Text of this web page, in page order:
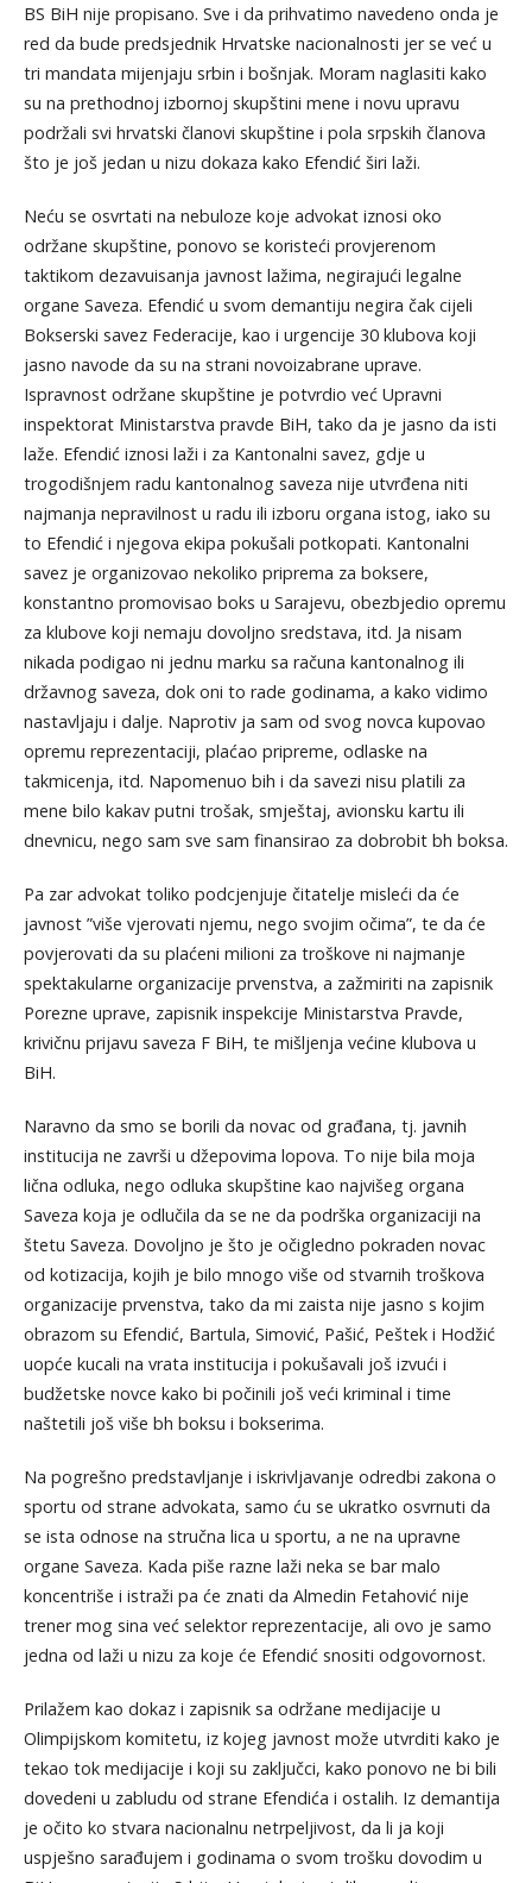
BS BiH nije propisano. Sve i da prihvatimo navedeno onda je
red da bude predsjednik Hrvatske nacionalnosti jer se već u
tri mandata mijenjaju srbin i bošnjak. Moram naglasiti kako
su na prethodnoj izbornoj skupštini mene i novu upravu
podržali svi hrvatski članovi skupštine i pola srpskih članova
što je još jedan u nizu dokaza kako Efendić širi laži.
Neću se osvrtati na nebuloze koje advokat iznosi oko
održane skupštine, ponovo se koristeći provjerenom
taktikom dezavuisanja javnost lažima, negirajući legalne
organe Saveza. Efendić u svom demantiju negira čak cijeli
Bokserski savez Federacije, kao i urgencije 30 klubova koji
jasno navode da su na strani novoizabrane uprave.
Ispravnost održane skupštine je potvrdio već Upravni
inspektorat Ministarstva pravde BiH, tako da je jasno da isti
laže. Efendić iznosi laži i za Kantonalni savez, gdje u
trogodišnjem radu kantonalnog saveza nije utvrđena niti
najmanja nepravilnost u radu ili izboru organa istog, iako su
to Efendić i njegova ekipa pokušali potkopati. Kantonalni
savez je organizovao nekoliko priprema za boksere,
konstantno promovisao boks u Sarajevu, obezbjedio opremu
za klubove koji nemaju dovoljno sredstava, itd. Ja nisam
nikada podigao ni jednu marku sa računa kantonalnog ili
državnog saveza, dok oni to rade godinama, a kako vidimo
nastavljaju i dalje. Naprotiv ja sam od svog novca kupovao
opremu reprezentaciji, plaćao pripreme, odlaske na
takmicenja, itd. Napomenuo bih i da savezi nisu platili za
mene bilo kakav putni trošak, smještaj, avionsku kartu ili
dnevnicu, nego sam sve sam finansirao za dobrobit bh boksa.
Pa zar advokat toliko podcjenjuje čitatelje misleći da će
javnost ”više vjerovati njemu, nego svojim očima”, te da će
povjerovati da su plaćeni milioni za troškove ni najmanje
spektakularne organizacije prvenstva, a zažmiriti na zapisnik
Porezne uprave, zapisnik inspekcije Ministarstva Pravde,
krivičnu prijavu saveza F BiH, te mišljenja većine klubova u
BiH.
Naravno da smo se borili da novac od građana, tj. javnih
institucija ne završi u džepovima lopova. To nije bila moja
lična odluka, nego odluka skupštine kao najvišeg organa
Saveza koja je odlučila da se ne da podrška organizaciji na
štetu Saveza. Dovoljno je što je očigledno pokraden novac
od kotizacija, kojih je bilo mnogo više od stvarnih troškova
organizacije prvenstva, tako da mi zaista nije jasno s kojim
obrazom su Efendić, Bartula, Simović, Pašić, Peštek i Hodžić
uopće kucali na vrata institucija i pokušavali još izvući i
budžetske novce kako bi počinili još veći kriminal i time
naštetili još više bh boksu i bokserima.
Na pogrešno predstavljanje i iskrivljavanje odredbi zakona o
sportu od strane advokata, samo ću se ukratko osvrnuti da
se ista odnose na stručna lica u sportu, a ne na upravne
organe Saveza. Kada piše razne laži neka se bar malo
koncentriše i istraži pa će znati da Almedin Fetahović nije
trener mog sina već selektor reprezentacije, ali ovo je samo
jedna od laži u nizu za koje će Efendić snositi odgovornost.
Prilažem kao dokaz i zapisnik sa održane medijacije u
Olimpijskom komitetu, iz kojeg javnost može utvrditi kako je
tekao tok medijacije i koji su zaključci, kako ponovo ne bi bili
dovedeni u zabludu od strane Efendića i ostalih. Iz demantija
je očito ko stvara nacionalnu netrpeljivost, da li ja koji
uspješno sarađujem i godinama o svom trošku dovodim u